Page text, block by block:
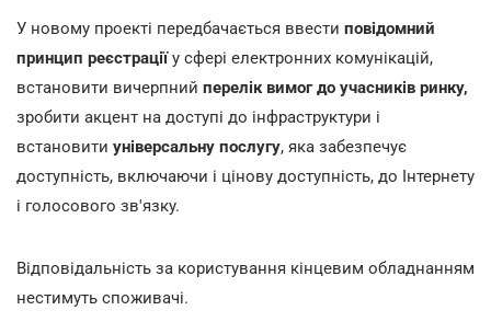
У новому проекті передбачається ввести повідомний
принцип реєстраціїу сфері електронних комунікацій,
встановити вичерпний перелік вимог до учасників ринку,
зробити акцент на доступі до інфраструктури і
встановити універсальну послугу, яка забезпечує
доступність, включаючи і цінову доступність, до Інтернету
і голосового зв'язку.
Відповідальність за користування кінцевим обладнанням
нестимуть споживачі.